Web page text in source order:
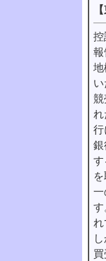
控
報
地
競
行
銀
す
一
す
れ